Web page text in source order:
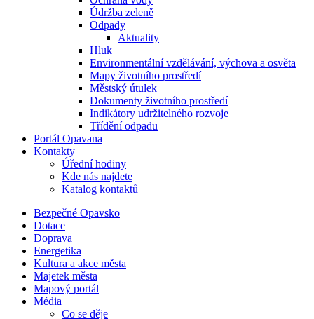
Údržba zeleně
Odpady
Aktuality
Hluk
Environmentální vzdělávání, výchova a osvěta
Mapy životního prostředí
Městský útulek
Dokumenty životního prostředí
Indikátory udržitelného rozvoje
Třídění odpadu
Portál Opavana
Kontakty
Úřední hodiny
Kde nás najdete
Katalog kontaktů
Bezpečné Opavsko
Dotace
Doprava
Energetika
Kultura a akce města
Majetek města
Mapový portál
Média
Co se děje